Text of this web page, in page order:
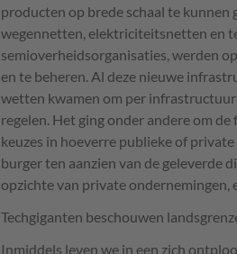
producten op brede schaal te
wegennetten, elektriciteitsnetten en
semioverheidsorganisaties, werden
en te beheren. Al deze nieuwe
wetten kwamen om per
regelen. Het ging onder andere om
keuzes in hoeverre publieke of
burger ten aanzien van de geleverde
opzichte van private ondernemingen,
Techgiganten beschouwen
Inmiddels leven we in een zich